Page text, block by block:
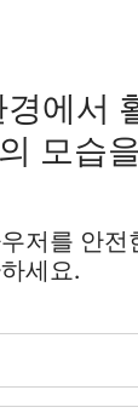
에서
모습
저를 안전
세요.